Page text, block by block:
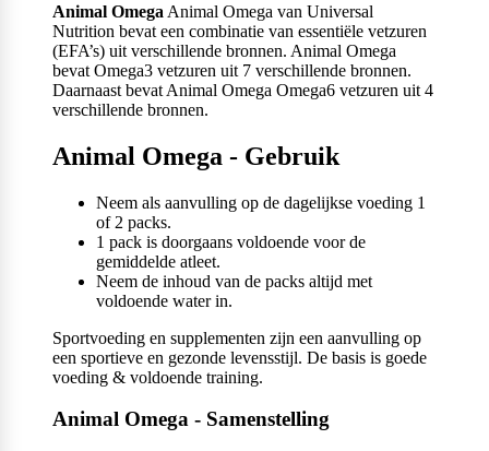
Animal Omega Animal Omega van Universal
Nutrition bevat een combinatie van essentiële vetzuren
(EFA’s) uit verschillende bronnen. Animal Omega
bevat Omega3 vetzuren uit 7 verschillende bronnen.
Daarnaast bevat Animal Omega Omega6 vetzuren uit 4
verschillende bronnen.
Animal Omega - Gebruik
Neem als aanvulling op de dagelijkse voeding 1
of 2 packs.
1 pack is doorgaans voldoende voor de
gemiddelde atleet.
Neem de inhoud van de packs altijd met
voldoende water in.
Sportvoeding en supplementen zijn een aanvulling op
een sportieve en gezonde levensstijl. De basis is goede
voeding & voldoende training.
Animal Omega - Samenstelling